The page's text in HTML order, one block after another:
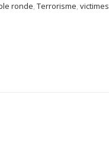
ronde, Terrorisme, victimes